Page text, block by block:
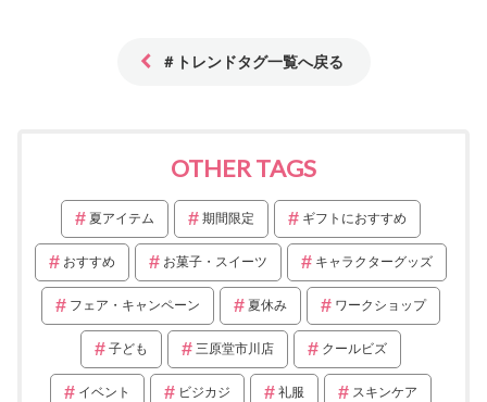
＃トレンドタグ一覧へ戻る
OTHER TAGS
夏アイテム 期間限定 ギフトにおすすめ
おすすめ お菓子・スイーツ キャラクターグッズ
フェア・キャンペーン 夏休み ワークショップ
子ども 三原堂市川店 クールビズ
イベント ビジカジ 礼服 スキンケア